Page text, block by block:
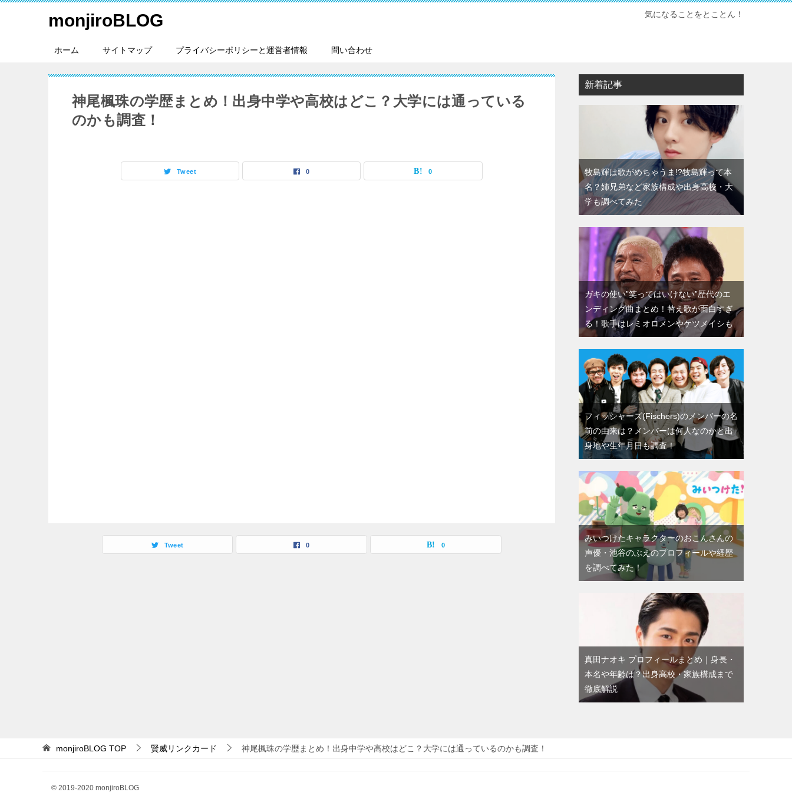
monjiroBLOG 気になることをとことん！
ホーム サイトマップ プライバシーポリシーと運営者情報 問い合わせ
神尾楓珠の学歴まとめ！出身中学や高校はどこ？大学には通っている
のかも調査！
Tweet 0 0
Tweet 0 0
新着記事
牧島輝は歌がめちゃうま!?牧島輝って本
名？姉兄弟など家族構成や出身高校・大
学も調べてみた
ガキの使い”笑ってはいけない”歴代のエ
ンディング曲まとめ！替え歌が面白すぎ
る！歌手はレミオロメンやケツメイシも
フィッシャーズ(Fischers)のメンバーの名
前の由来は？メンバーは何人なのかと出
身地や生年月日も調査！
みいつけたキャラクターのおこんさんの
声優・池谷のぶえのプロフィールや経歴
を調べてみた！
真田ナオキ プロフィールまとめ｜身長・
本名や年齢は？出身高校・家族構成まで
徹底解説
monjiroBLOG TOP 賢威リンクカード 神尾楓珠の学歴まとめ！出身中学や高校はどこ？大学には通っているのかも調査！
© 2019-2020 monjiroBLOG